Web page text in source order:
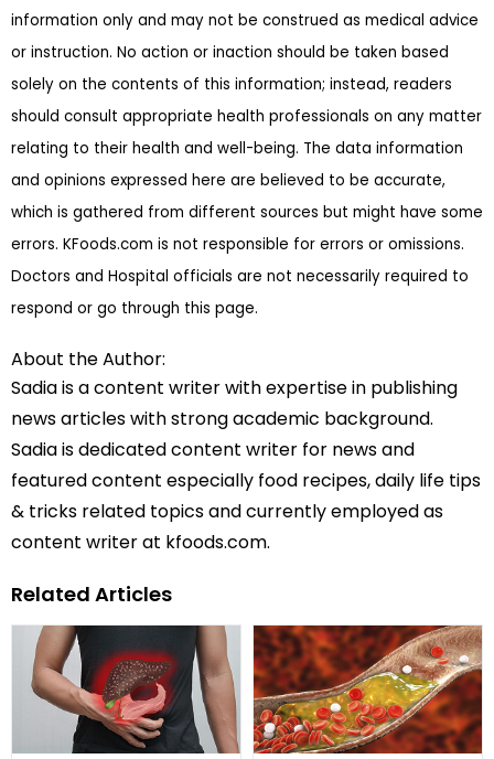
information only and may not be construed as medical advice
or instruction. No action or inaction should be taken based
solely on the contents of this information; instead, readers
should consult appropriate health professionals on any matter
relating to their health and well-being. The data information
and opinions expressed here are believed to be accurate,
which is gathered from different sources but might have some
errors. KFoods.com is not responsible for errors or omissions.
Doctors and Hospital officials are not necessarily required to
respond or go through this page.
About the Author:
Sadia is a content writer with expertise in publishing
news articles with strong academic background.
Sadia is dedicated content writer for news and
featured content especially food recipes, daily life tips
& tricks related topics and currently employed as
content writer at kfoods.com.
Related Articles